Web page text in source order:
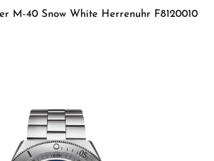
M-40 Snow White Herrenuhr F8120010